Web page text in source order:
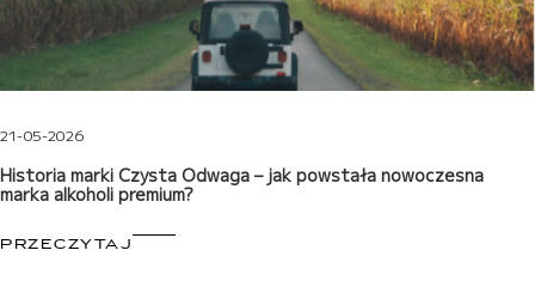
21-05-2026
Historia marki Czysta Odwaga – jak powstała nowoczesna
marka alkoholi premium?
PRZECZYTAJ